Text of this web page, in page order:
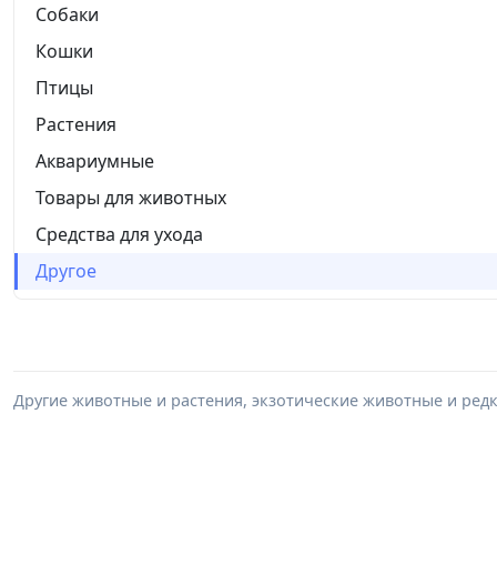
Собаки
Кошки
Птицы
Растения
Аквариумные
Товары для животных
Средства для ухода
Другое
Другие животные и растения, экзотические животные и